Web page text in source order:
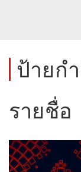
ป้ายก
รายชื่อ